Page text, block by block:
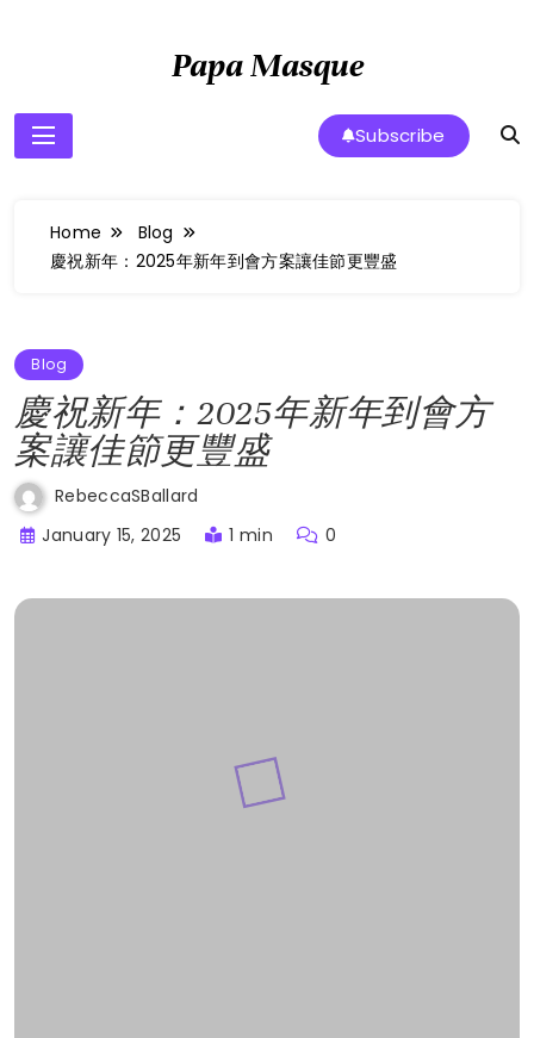
Papa Masque
Subscribe
Home
Blog
慶祝新年：2025年新年到會方案讓佳節更豐盛
Blog
慶祝新年：2025年新年到會方
案讓佳節更豐盛
RebeccaSBallard
January 15, 2025
1 min 0